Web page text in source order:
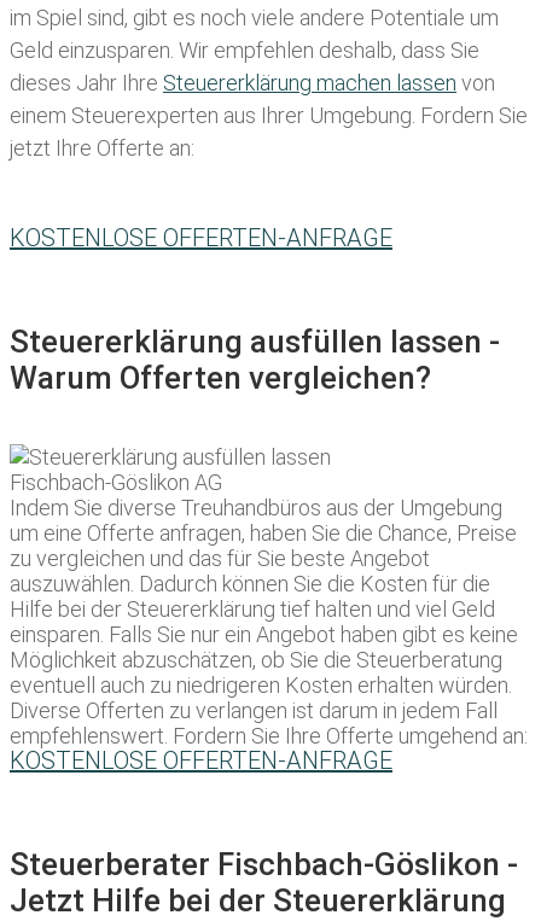
im Spiel sind, gibt es noch viele andere Potentiale um
Geld einzusparen. Wir empfehlen deshalb, dass Sie
dieses Jahr Ihre Steuererklärung machen lassen von
einem Steuerexperten aus Ihrer Umgebung. Fordern Sie
jetzt Ihre Offerte an:
KOSTENLOSE OFFERTEN-ANFRAGE
Steuererklärung ausfüllen lassen -
Warum Offerten vergleichen?
Indem Sie diverse Treuhandbüros aus der Umgebung
um eine Offerte anfragen, haben Sie die Chance, Preise
zu vergleichen und das für Sie beste Angebot
auszuwählen. Dadurch können Sie die Kosten für die
Hilfe bei der Steuererklärung tief halten und viel Geld
einsparen. Falls Sie nur ein Angebot haben gibt es keine
Möglichkeit abzuschätzen, ob Sie die Steuerberatung
eventuell auch zu niedrigeren Kosten erhalten würden.
Diverse Offerten zu verlangen ist darum in jedem Fall
empfehlenswert. Fordern Sie Ihre Offerte umgehend an:
KOSTENLOSE OFFERTEN-ANFRAGE
Steuerberater Fischbach-Göslikon -
Jetzt Hilfe bei der Steuererklärung